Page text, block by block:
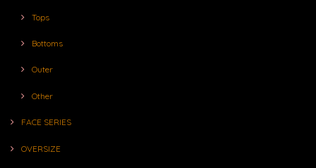
Tops
Bottoms
Outer
Other
FACE SERIES
OVERSIZE